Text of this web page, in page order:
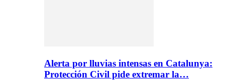
Alerta por lluvias intensas en Catalunya:
Protección Civil pide extremar la…